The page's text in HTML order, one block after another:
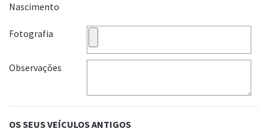
Nascimento
Fotografia
Observações
OS SEUS VEÍCULOS ANTIGOS